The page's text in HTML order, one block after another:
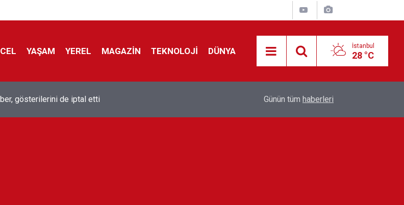
YAŞAM YEREL MAGAZİN TEKNOLOJİ DÜNYA İstanbul
28 °C
yıldız Mohamed Salah Trabzonspor ile anlaştı!
Feridun Düzağaç sahnelere ara verdi: ''En az
Günün tüm haberleri